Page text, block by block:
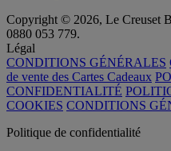
Copyright © 2026, Le Creuset
0880 053 779.
Légal
CONDITIONS GÉNÉRALES
de vente des Cartes Cadeaux
CONFIDENTIALITÉ
COOKIES CONDITIONS
Politique de confidentialité